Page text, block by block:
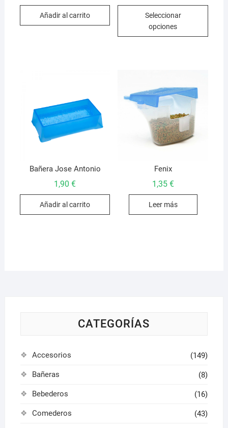
era:
6,95 €.
es:
6,50 €.
Añadir al carrito
12,95 €
Seleccionar
opciones
Bañera Jose Antonio
1,90€
Añadir al carrito
Fenix
1,35 €
Leer más
CATEGORÍAS
Accesorios (149)
Bañeras (8)
Bebederos (16)
Comederos (43)